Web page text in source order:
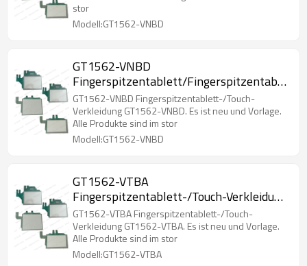
stor
Modell:GT1562-VNBD
GT1562-VNBD
Fingerspitzentablett/Fingerspitzentablett
GT1562-VNBD
GT1562-VNBD Fingerspitzentablett-/Touch-
Verkleidung GT1562-VNBD. Es ist neu und Vorlage.
Alle Produkte sind im stor
Modell:GT1562-VNBD
GT1562-VTBA
Fingerspitzentablett-/Touch-Verkleidung
GT1562-VTBA
GT1562-VTBA Fingerspitzentablett-/Touch-
Verkleidung GT1562-VTBA. Es ist neu und Vorlage.
Alle Produkte sind im stor
Modell:GT1562-VTBA